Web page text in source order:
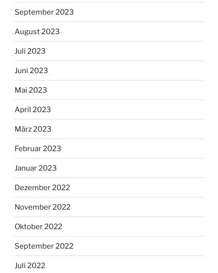
September 2023
August 2023
Juli 2023
Juni 2023
Mai 2023
April 2023
März 2023
Februar 2023
Januar 2023
Dezember 2022
November 2022
Oktober 2022
September 2022
Juli 2022